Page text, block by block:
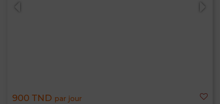
900 TND par jour